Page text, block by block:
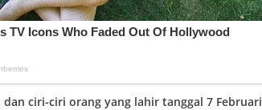
ciri-ciri orang yang lahir tanggal 7 Februari